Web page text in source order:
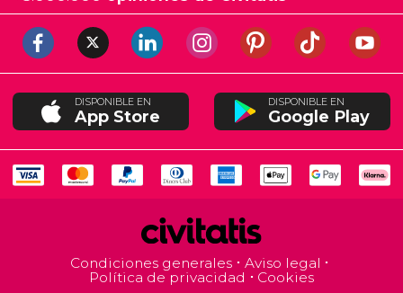
DISPONIBLE EN
App Store
DISPONIBLE EN
Google Play
Condiciones generales
Aviso legal
Política de privacidad
Cookies